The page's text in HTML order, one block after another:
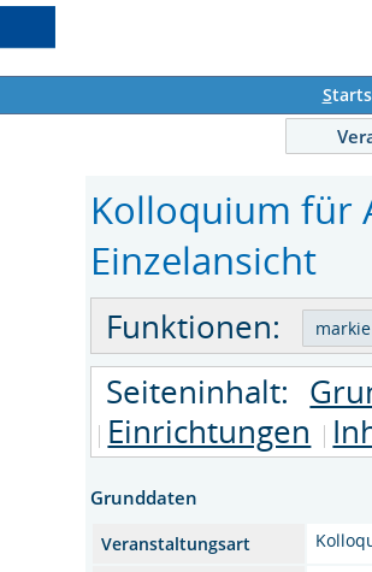
S
Kolloquium für
Einzelansicht
Funktionen:
Seiteninhalt:
Einrichtungen
Grunddaten
Veranstaltungsart